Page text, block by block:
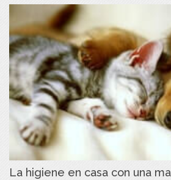
La higiene en casa con una